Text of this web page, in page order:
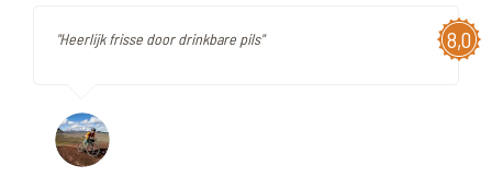
8,0
"Heerlijk frisse door drinkbare pils"